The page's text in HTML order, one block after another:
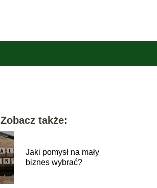
Zobacz także:
Jaki pomysł na mały
biznes wybrać?